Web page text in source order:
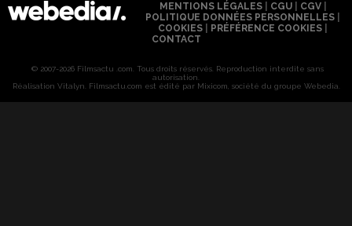
MENTIONS LÉGALES| CGU| CGV|
POLITIQUE DONNÉES PERSONNELLES
COOKIES
PRÉFÉRENCE COOKIES
CONTACT
© 2007-2026 Filmsactu .com. Tous droits réservés. Reproduction interdite sans
autorisation.
Réalisation Vitalyn . Filmsactu .com est édité par Mixicom, société du groupe Webedia.